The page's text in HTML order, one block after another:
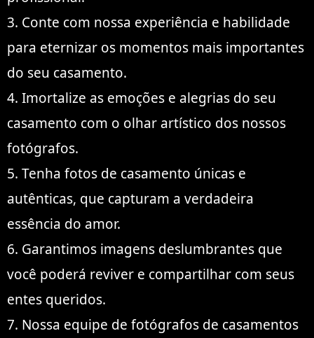
3. Conte com nossa experiência e habilidade
para eternizar os momentos mais importantes
do seu casamento.
4. Imortalize as emoções e alegrias do seu
casamento com o olhar artístico dos nossos
fotógrafos.
5. Tenha fotos de casamento únicas e
autênticas, que capturam a verdadeira
essência do amor.
6. Garantimos imagens deslumbrantes que
você poderá reviver e compartilhar com seus
entes queridos.
7. Nossa equipe de fotógrafos de casamentos